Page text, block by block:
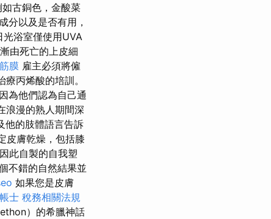
古銅色，金酸菜
分以及是否有用，
浴室僅使用UVA
由死亡的上皮細
膜 雇主必須將僱
丙烯酸的培訓。
為他們認為自己通
浪漫的熟人期間深
他的肢體語言告訴
皮膚乾燥，包括膝
此自製的自我塑
不錯的自然結果並
如果您是皮膚
士 稅務相關法規
）的希臘神話